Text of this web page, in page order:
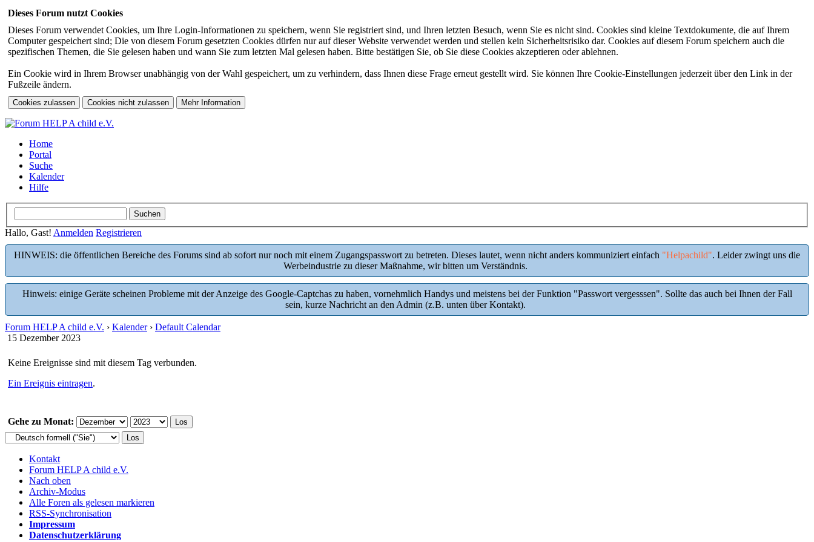
Dieses Forum nutzt Cookies
Dieses Forum verwendet Cookies, um Ihre Login-Informationen zu speichern, wenn Sie registriert sind, und Ihren letzten Besuch, wenn Sie es nicht sind. Cookies sind kleine Textdokumente, die auf Ihrem
Computer gespeichert sind; Die von diesem Forum gesetzten Cookies dürfen nur auf dieser Website verwendet werden und stellen kein Sicherheitsrisiko dar. Cookies auf diesem Forum speichern auch die
spezifischen Themen, die Sie gelesen haben und wann Sie zum letzten Mal gelesen haben. Bitte bestätigen Sie, ob Sie diese Cookies akzeptieren oder ablehnen.
Ein Cookie wird in Ihrem Browser unabhängig von der Wahl gespeichert, um zu verhindern, dass Ihnen diese Frage erneut gestellt wird. Sie können Ihre Cookie-Einstellungen jederzeit über den Link in der
Fußzeile ändern.
Home
Portal
Suche
Kalender
Hilfe
Hallo, Gast! Anmelden Registrieren
HINWEIS: die öffentlichen Bereiche des Forums sind ab sofort nur noch mit einem Zugangspasswort zu betreten. Dieses lautet, wenn nicht anders kommuniziert einfach "Helpachild". Leider zwingt uns die
Werbeindustrie zu dieser Maßnahme, wir bitten um Verständnis.
Hinweis: einige Geräte scheinen Probleme mit der Anzeige des Google-Captchas zu haben, vornehmlich Handys und meistens bei der Funktion "Passwort vergesssen". Sollte das auch bei Ihnen der Fall
sein, kurze Nachricht an den Admin (z.B. unten über Kontakt).
Forum HELP A child e.V. › Kalender› Default Calendar
15 Dezember 2023
Keine Ereignisse sind mit diesem Tag verbunden.
Ein Ereignis eintragen.
Gehe zu Monat:
Kontakt
Forum HELP A child e.V.
Nach oben
Archiv-Modus
Alle Foren als gelesen markieren
RSS-Synchronisation
Impressum
Datenschutzerklärung